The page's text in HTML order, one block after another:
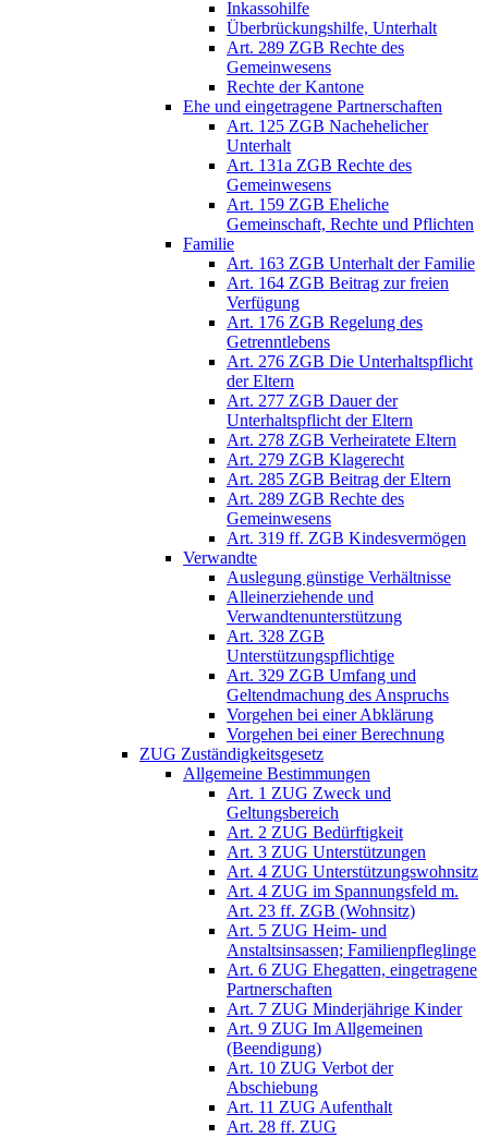
Inkassohilfe
Überbrückungshilfe, Unterhalt
Art. 289 ZGB Rechte des
Gemeinwesens
Rechte der Kantone
Ehe und eingetragene Partnerschaften
Art. 125 ZGB Nachehelicher
Unterhalt
Art. 131a ZGB Rechte des
Gemeinwesens
Art. 159 ZGB Eheliche
Gemeinschaft, Rechte und Pflichten
Familie
Art. 163 ZGB Unterhalt der Familie
Art. 164 ZGB Beitrag zur freien
Verfügung
Art. 176 ZGB Regelung des
Getrenntlebens
Art. 276 ZGB Die Unterhaltspflicht
der Eltern
Art. 277 ZGB Dauer der
Unterhaltspflicht der Eltern
Art. 278 ZGB Verheiratete Eltern
Art. 279 ZGB Klagerecht
Art. 285 ZGB Beitrag der Eltern
Art. 289 ZGB Rechte des
Gemeinwesens
Art. 319 ff. ZGB Kindesvermögen
Verwandte
Auslegung günstige Verhältnisse
Alleinerziehende und
Verwandtenunterstützung
Art. 328 ZGB
Unterstützungspflichtige
Art. 329 ZGB Umfang und
Geltendmachung des Anspruchs
Vorgehen bei einer Abklärung
Vorgehen bei einer Berechnung
ZUG Zuständigkeitsgesetz
Allgemeine Bestimmungen
Art. 1 ZUG Zweck und
Geltungsbereich
Art. 2 ZUG Bedürftigkeit
Art. 3 ZUG Unterstützungen
Art. 4 ZUG Unterstützungswohnsitz
Art. 4 ZUG im Spannungsfeld m.
Art. 23 ff. ZGB (Wohnsitz)
Art. 5 ZUG Heim- und
Anstaltsinsassen; Familienpfleglinge
Art. 6 ZUG Ehegatten, eingetragene
Partnerschaften
Art. 7 ZUG Minderjährige Kinder
Art. 9 ZUG Im Allgemeinen
(Beendigung)
Art. 10 ZUG Verbot der
Abschiebung
Art. 11 ZUG Aufenthalt
Art. 28 ff. ZUG